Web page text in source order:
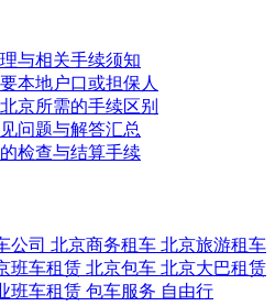
与相关手续须知
本地户口或担保人
京所需的手续区别
问题与解答汇总
检查与结算手续
公司 北京商务租车 北京旅游租车
班车租赁 北京包车 北京大巴租赁
班车租赁 包车服务 自由行